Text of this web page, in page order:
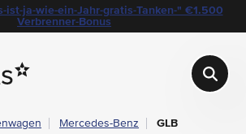
ist-ja-wie-ein-Jahr-gratis-Tanken-" €1.500
Verbrenner-Bonus
Pappas
Mercedes-Benz GLB